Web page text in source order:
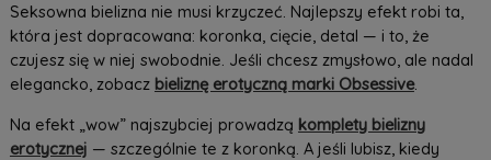
Seksowna bielizna nie musi krzyczeć. Najlepszy efekt robi ta,
która jest dopracowana: koronka, cięcie, detal — i to, że
czujesz się w niej swobodnie. Jeśli chcesz zmysłowo, ale nadal
elegancko, zobacz bieliznę erotyczną marki Obsessive.
Na efekt „wow” najszybciej prowadzą komplety bielizny
erotycznej — szczególnie te z koronką. A jeśli lubisz, kiedy